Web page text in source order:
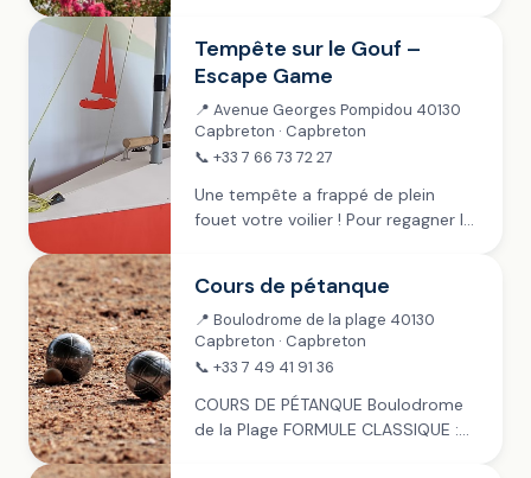
obligatoire via le lien « Réserver » en
haut à droite...
Tempête sur le Gouf –
Escape Game
📍 Avenue Georges Pompidou 40130
Capbreton · Capbreton
📞 +33 7 66 73 72 27
Une tempête a frappé de plein
fouet votre voilier ! Pour regagner la
équipe. Venez participer à un...
Cours de pétanque
📍 Boulodrome de la plage 40130
Capbreton · Capbreton
📞 +33 7 49 41 91 36
COURS DE PÉTANQUE Boulodrome
de la Plage FORMULE CLASSIQUE :